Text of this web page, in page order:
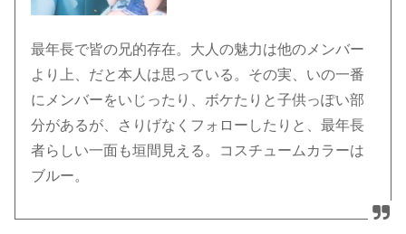
最年長で皆の兄的存在。大人の魅力は他のメンバー
より上、だと本人は思っている。その実、いの一番
にメンバーをいじったり、ボケたりと子供っぽい部
分があるが、さりげなくフォローしたりと、最年長
者らしい一面も垣間見える。コスチュームカラーは
ブルー。